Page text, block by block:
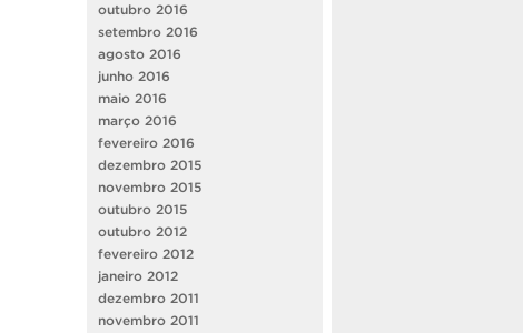
outubro 2016
setembro 2016
agosto 2016
junho 2016
maio 2016
março 2016
fevereiro 2016
dezembro 2015
novembro 2015
outubro 2015
outubro 2012
fevereiro 2012
janeiro 2012
dezembro 2011
novembro 2011